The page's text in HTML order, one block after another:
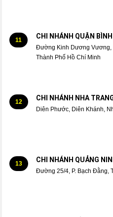
11 CHI NHÁNH QUẬN BÌNH
Đường Kinh Dương Vương,
Thành Phố Hồ Chí Minh
12 CHI NHÁNH NHA
Diên Phước, Diên Khánh,
13 CHI NHÁNH QUẢNG
Đường 25/4, P. Bạch Đằng,